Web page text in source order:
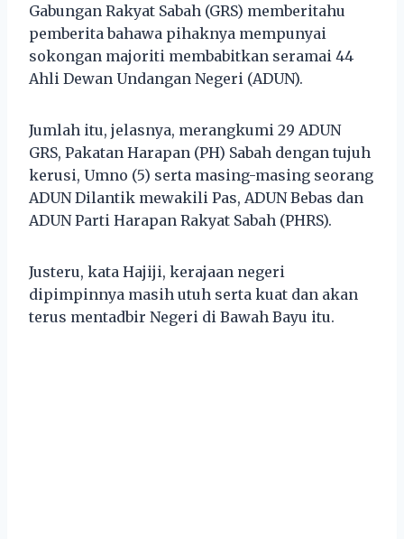
Gabungan Rakyat Sabah (GRS) memberitahu
pemberita bahawa pihaknya mempunyai
sokongan majoriti membabitkan seramai 44
Ahli Dewan Undangan Negeri (ADUN).
Jumlah itu, jelasnya, merangkumi 29 ADUN
GRS, Pakatan Harapan (PH) Sabah dengan tujuh
kerusi, Umno (5) serta masing-masing seorang
ADUN Dilantik mewakili Pas, ADUN Bebas dan
ADUN Parti Harapan Rakyat Sabah (PHRS).
Justeru, kata Hajiji, kerajaan negeri
dipimpinnya masih utuh serta kuat dan akan
terus mentadbir Negeri di Bawah Bayu itu.